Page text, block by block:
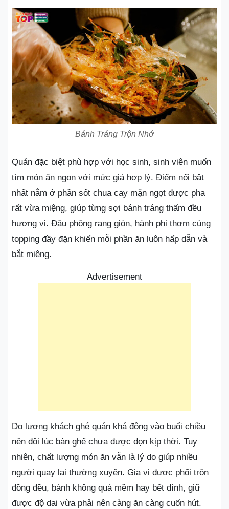
Bánh Tráng Trộn Nhớ
Quán đặc biệt phù hợp với học sinh, sinh viên muốn
tìm món ăn ngon với mức giá hợp lý. Điểm nổi bật
nhất nằm ở phần sốt chua cay mặn ngọt được pha
rất vừa miệng, giúp từng sợi bánh tráng thấm đều
hương vị. Đậu phộng rang giòn, hành phi thơm cùng
topping đầy đặn khiến mỗi phần ăn luôn hấp dẫn và
bắt miệng.
Advertisement
Do lượng khách ghé quán khá đông vào buổi chiều
nên đôi lúc bàn ghế chưa được dọn kịp thời. Tuy
nhiên, chất lượng món ăn vẫn là lý do giúp nhiều
người quay lại thường xuyên. Gia vị được phối trộn
đồng đều, bánh không quá mềm hay bết dính, giữ
được độ dai vừa phải nên càng ăn càng cuốn hút.